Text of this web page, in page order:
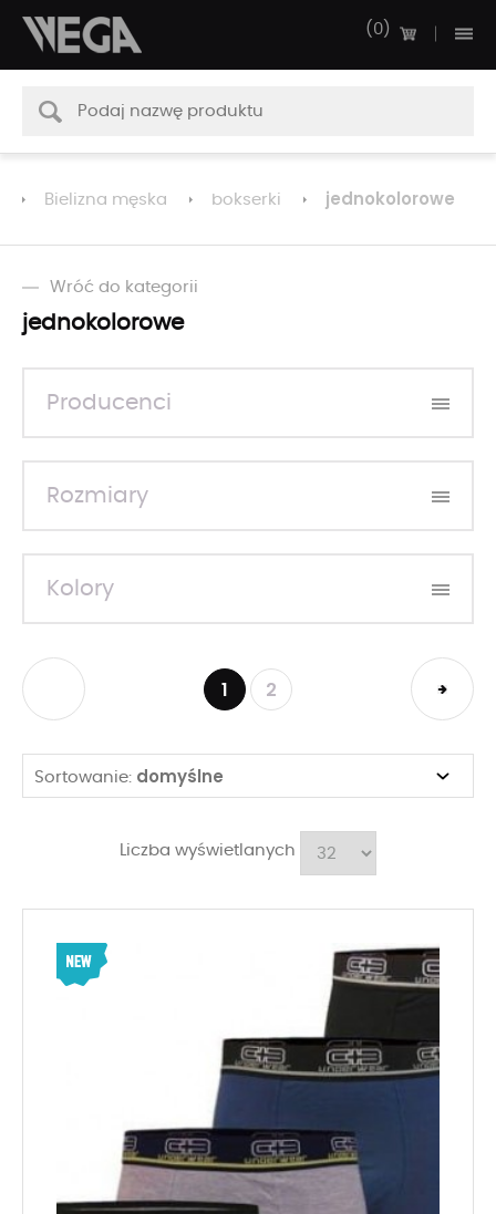
0
Bielizna męska bokserki jednokolorowe
Wróć do kategorii
jednokolorowe
Producenci
Rozmiary
Kolory
1 2
Sortowanie: domyślne
Liczba wyświetlanych